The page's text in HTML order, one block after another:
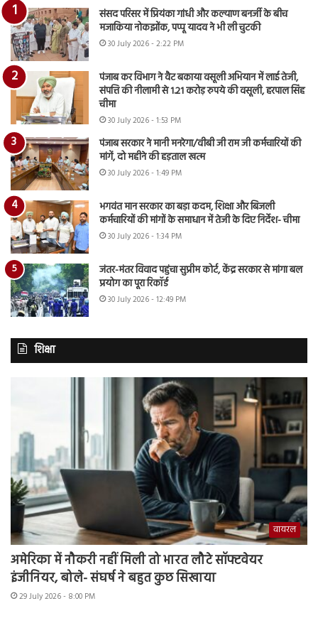
संसद परिसर में प्रियंका गांधी और कल्याण बनर्जी के बीच
मजाकिया नोकझोंक, पप्पू यादव ने भी ली चुटकी
30 July 2026 - 2:22 PM
पंजाब कर विभाग ने वैट बकाया वसूली अभियान में लाई तेजी,
संपत्ति की नीलामी से 1.21 करोड़ रुपये की वसूली, हरपाल सिंह
चीमा
30 July 2026 - 1:53 PM
पंजाब सरकार ने मानी मनरेगा/वीबी जी राम जी कर्मचारियों की
मांगें, दो महीने की हड़ताल खत्म
30 July 2026 - 1:49 PM
भगवंत मान सरकार का बड़ा कदम, शिक्षा और बिजली
कर्मचारियों की मांगों के समाधान में तेजी के दिए निर्देश- चीमा
30 July 2026 - 1:34 PM
जंतर-मंतर विवाद पहुंचा सुप्रीम कोर्ट, केंद्र सरकार से मांगा बल
प्रयोग का पूरा रिकॉर्ड
30 July 2026 - 12:49 PM
शिक्षा
वायरल
अमेरिका में नौकरी नहीं मिली तो भारत लौटे सॉफ्टवेयर
इंजीनियर, बोले- संघर्ष ने बहुत कुछ सिखाया
29 July 2026 - 8:00 PM